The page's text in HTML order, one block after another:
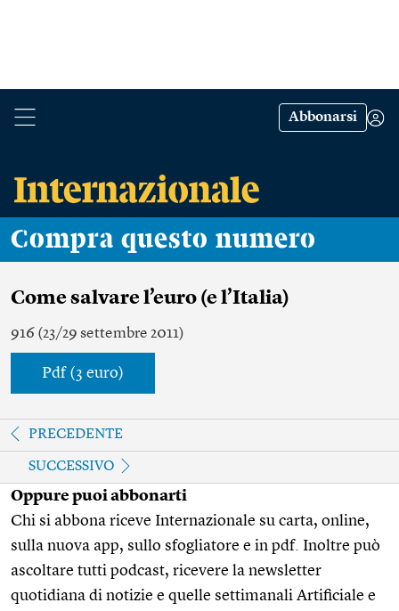
Abbonarsi
Compra questo numero
Come salvare l’euro (e l’Italia)
916 (23/29 settembre 2011)
Pdf (3 euro)
PRECEDENTE
SUCCESSIVO
Oppure puoi abbonarti
Chi si abbona riceve Internazionale su carta, online,
sulla nuova app, sullo sfogliatore e in pdf. Inoltre può
ascoltare tutti podcast, ricevere la newsletter
quotidiana di notizie e quelle settimanali Artificiale e